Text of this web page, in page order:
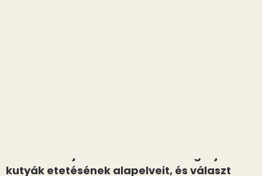
Az alábbi tájékoztatóban összefoglaljuk a
kutyák etetésének alapelveit, és választ